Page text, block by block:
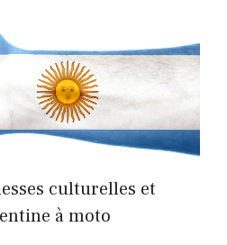
culturelles et
à moto